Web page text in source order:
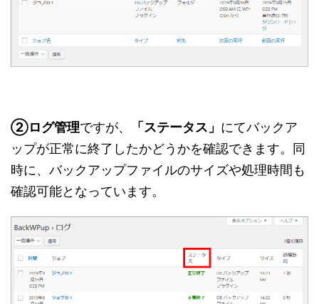
②ログ管理ですが、 「ステータス」 にてバックア
ップが正常に終了したかどうかを確認できます。同
時に、バックアップファイルのサイズや処理時間も
確認可能となっています。